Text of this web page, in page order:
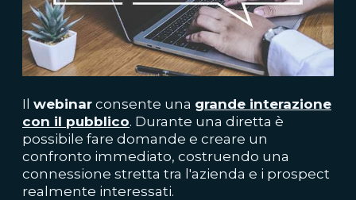
Il webinar consente una grande interazione
con il pubblico. Durante una diretta è
possibile fare domande e creare un
confronto immediato, costruendo una
connessione stretta tra l'azienda e i prospect
realmente interessati.